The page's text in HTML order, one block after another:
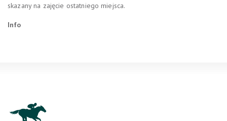
skazany na zajęcie ostatniego miejsca.
Info